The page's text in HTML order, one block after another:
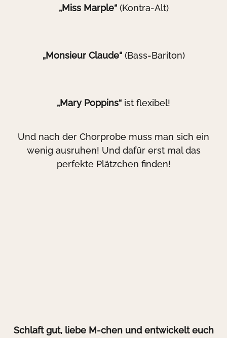
„Miss Marple“(Kontra-Alt)
„Monsieur Claude“(Bass-Bariton)
„Mary Poppins“ ist flexibel!
Und nach der Chorprobe muss man sich ein
wenig ausruhen! Und dafür erst mal das
perfekte Plätzchen finden!
Schlaft gut, liebe M-chen und entwickelt euch